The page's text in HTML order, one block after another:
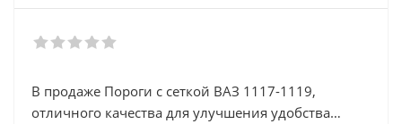
В продаже Пороги с сеткой ВАЗ 1117-1119,
отличного качества для улучшения удобства